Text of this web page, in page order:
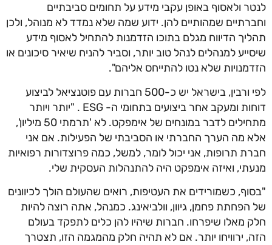
לנטר ולאסוף באופן עקבי מידע על תחומים סביבתיים
וחברתיים שמהותיים להן. ידוע שמה שלא נמדד לא מנוהל, ולכן
תהליך הדיווח מגלם בתוכו הזדמנות להתחיל לאסוף מידע
שיסייע למנהלים לנהל טוב יותר, וסביר להניח שיאיר סיכונים או
הזדמנויות שלא נטו להתייחס אליהם".
לפי ורבין, בישראל יש כ-500 חברות עם פוטנציאל לביצוע
דוחות ומעקב אחר ביצועים בתחומי ה- ESG . "יותר ויותר
מתחילים לדבר במונחים של אימפקט. לא 'תרמתי 50 מיליון',
אלא מה הערך החברתי או הסביבתי של הפעילות. אם אני
חברת תרופות, אני יכול לומר, למשל, כמה פרוצדורות רפואיות
מנעתי, ואיזה אימפקט היה להתנהלות העסקית שלי.
"בסוף, כשמורידים את העטיפות, רואים שהעולם הולך לכיוונים
של הפחתת פחמן, גיוון, וולביאינג. כמנהל, אתה רוצה להיות
חלק מאלו שיפרחו. חברות שיהיו להן כלים לתפקד בעולם
הזה, ירוויחו יותר. אם לא תהיה חלק מהמגמה הזו, תצטרך